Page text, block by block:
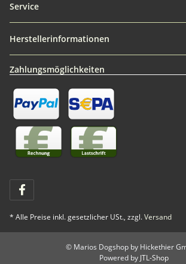
Service
Herstellerinformationen
Zahlungsmöglichkeiten
* Alle Preise inkl. gesetzlicher USt., zzgl.Versand
© Marios Dogshop by Hickethier
Powered by JTL-Shop